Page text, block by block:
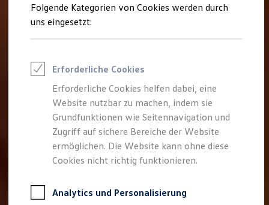
Saisonangebote
Reifenpakete
Leasing
Leasing-Angebote
Elektroauto Leasing
Kleinwagen-Leasing
Leasing ohne Anzahlung
Finanzierung
Autokredit mit Schlussrate
Versicherungen und Garantien
Kfz-Versicherung
Restschuldversicherungen
Garantien
Professional Class bei Volkswagen
Folgende Kategorien von Cookies werden durch
uns eingesetzt:
Erforderliche Cookies
Erforderliche Cookies helfen dabei, eine
Website nutzbar zu machen, indem sie
Grundfunktionen wie Seitennavigation und
Zugriff auf sichere Bereiche der Website
ermöglichen. Die Website kann ohne diese
Cookies nicht richtig funktionieren.
Analytics und Personalisierung